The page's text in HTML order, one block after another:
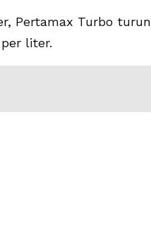
Pertamax Turbo turun
liter.